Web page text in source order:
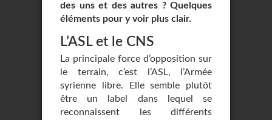
des uns et des autres ? Quelques
éléments pour y voir plus clair.
L’ASL et le CNS
La principale force d’opposition sur
le terrain, c’est l’ASL, l’Armée
syrienne libre. Elle semble plutôt
être un label dans lequel se
reconnaissent les différents